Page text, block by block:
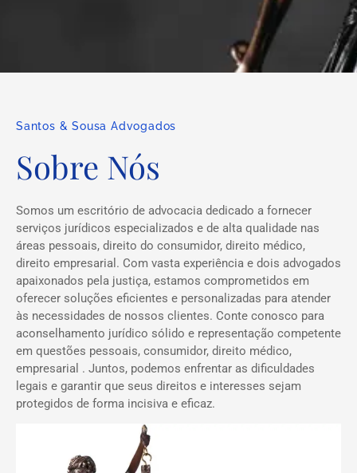
Santos & Sousa Advogados
Sobre Nós
Somos um escritório de advocacia dedicado a fornecer
serviços jurídicos especializados e de alta qualidade nas
áreas pessoais, direito do consumidor, direito médico,
direito empresarial. Com vasta experiência e dois advogados
apaixonados pela justiça, estamos comprometidos em
oferecer soluções eficientes e personalizadas para atender
às necessidades de nossos clientes. Conte conosco para
aconselhamento jurídico sólido e representação competente
em questões pessoais, consumidor, direito médico,
empresarial . Juntos, podemos enfrentar as dificuldades
legais e garantir que seus direitos e interesses sejam
protegidos de forma incisiva e eficaz.